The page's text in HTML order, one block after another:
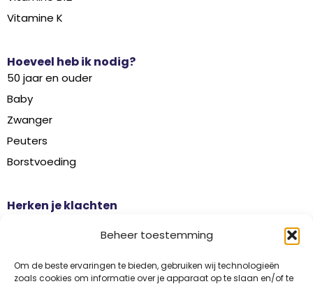
Beheer toestemming
Om de beste ervaringen te bieden, gebruiken wij technologieën
zoals cookies om informatie over je apparaat op te slaan en/of te
Vitamine K
Hoeveel heb ik nodig?
50 jaar en ouder
Baby
Zwanger
Peuters
Borstvoeding
Herken je klachten
Griep